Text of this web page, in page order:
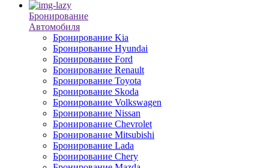
Бронирование
Автомобиля
Бронирование Kia
Бронирование Hyundai
Бронирование Ford
Бронирование Renault
Бронирование Toyota
Бронирование Skoda
Бронирование Volkswagen
Бронирование Nissan
Бронирование Chevrolet
Бронирование Mitsubishi
Бронирование Lada
Бронирование Chery